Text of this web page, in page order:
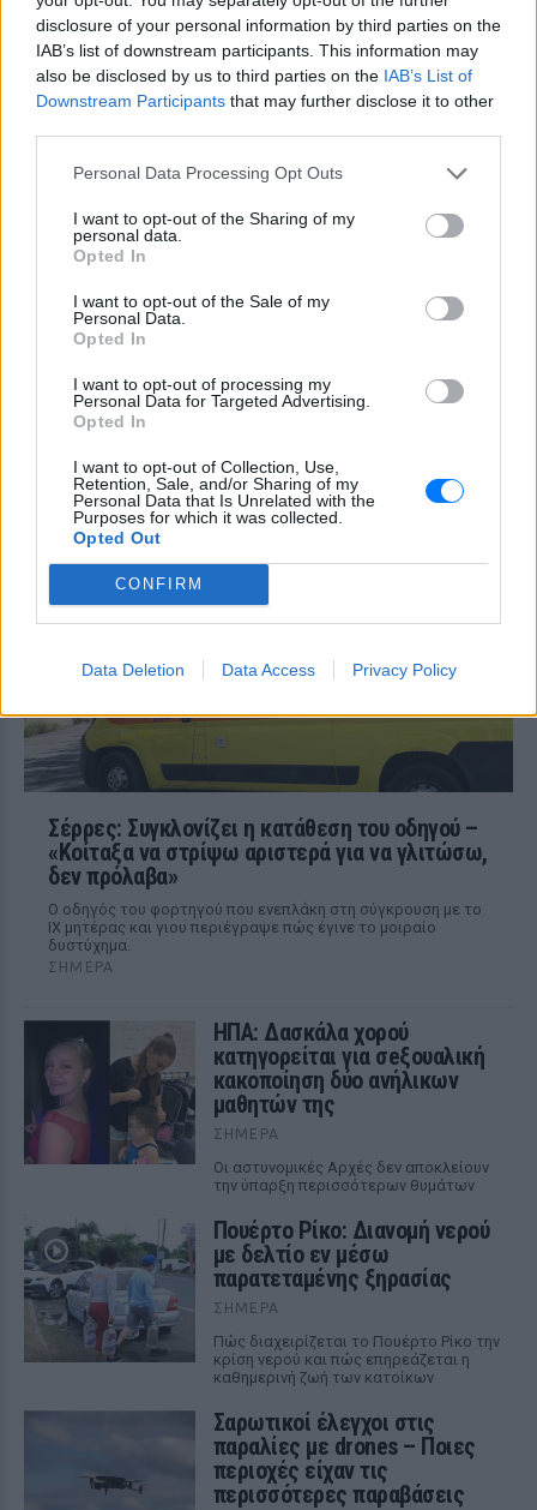
disclosure of your personal information by third parties on the
IAB’s list of downstream participants. This information may
also be disclosed by us to third parties on the IAB’s List of
Downstream Participants that may further disclose it to other
Personal Data Processing Opt Outs
I want to opt-out of the Sharing of my
personal data.
Opted In
I want to opt-out of the Sale of my
Personal Data.
Opted In
I want to opt-out of processing my
Personal Data for Targeted Advertising.
Opted In
I want to opt-out of Collection, Use,
Retention, Sale, and/or Sharing of my
Personal Data that Is Unrelated with the
Purposes for which it was collected.
Opted Out
CONFIRM
Data Deletion Data Access Privacy Policy
Πυροσβεστικής ενισχυμένες με
αεροσκάφη και ελικόπτερα επιχειρούν
για τον άμεσο περιορισμό της φωτιάς
στο Στεφάνι Κορίνθου.
Απόψε τα δοκιμαστικά
δρομολόγια για την επέκταση
Καλαμαριά ‑ Τι προβλέπεται για
γίνονται νυχτερινές ώρες χωρίς
επιβάτες, και τι προβλέπεται για
ΗΠΑ: 15χρονος με στολή
κλόουν δολοφόνησε
λεωφορείου – Βίντεο του
δράστη γίνεται viral
ΣΉΜΕΡΑ
επανειλημμένα τον 78χρονο Τζον Γουέσλι
Σέρρες: Συγκλονίζει η κατάθεση του οδηγού –
«Κοίταξα να στρίψω αριστερά για να γλιτώσω,
δεν πρόλαβα»
Ο οδηγός του φορτηγού που ενεπλάκη στη σύγκρουση με το
ΙΧ μητέρας και γιου περιέγραψε πώς έγινε το μοιραίο
δυστύχημα.
ΣΉΜΕΡΑ
ΗΠΑ: Δασκάλα χορού
κατηγορείται για σeξουαλική
κακοποίηση δύο ανήλικων
μαθητών της
ΣΉΜΕΡΑ
Οι αστυνομικές Αρχές δεν αποκλείουν
την ύπαρξη περισσότερων θυμάτων
Πουέρτο Ρίκο: Διανομή νερού
με δελτίο εν μέσω
παρατεταμένης ξηρασίας
ΣΉΜΕΡΑ
Πώς διαχειρίζεται το Πουέρτο Ρίκο την
κρίση νερού και πώς επηρεάζεται η
καθημερινή ζωή των κατοίκων
Σαρωτικοί έλεγχοι στις
παραλίες με drones – Ποιες
περιοχές είχαν τις
περισσότερες παραβάσεις